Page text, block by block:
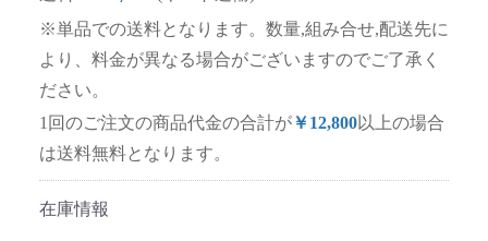
※単品での送料となります。数量,組み合せ,配送先に
より、料金が異なる場合がございますのでご了承く
ださい。
1回のご注文の商品代金の合計が￥12,800以上の場合
は送料無料となります。
在庫情報